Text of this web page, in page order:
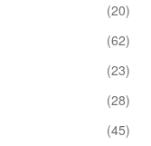
(20)
(62)
(23)
(28)
(45)